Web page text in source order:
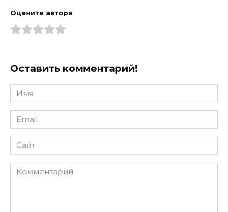
Оцените автора
Оставить комментарий!
Имя
*
Email
*
Сайт
Комментарий